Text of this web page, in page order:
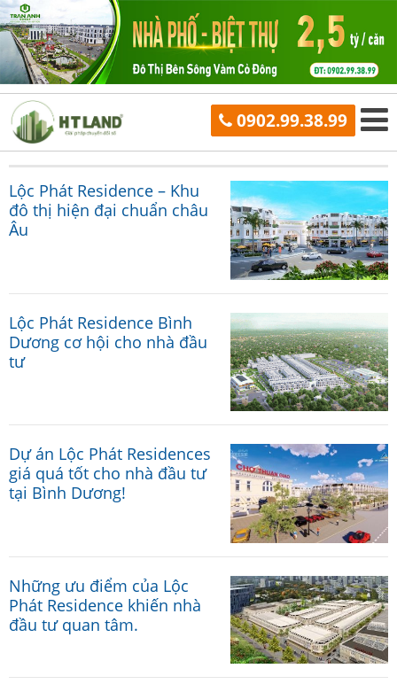
0902.99.38.99
Lộc Phát Residence – Khu
đô thị hiện đại chuẩn châu
Âu
Lộc Phát Residence Bình
Dương cơ hội cho nhà đầu
tư
Dự án Lộc Phát Residences
giá quá tốt cho nhà đầu tư
tại Bình Dương!
Những ưu điểm của Lộc
Phát Residence khiến nhà
đầu tư quan tâm.